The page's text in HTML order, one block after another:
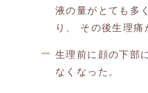
液の量がとても多
り、 その後生理痛
生理前に顔の下部
なくなった。